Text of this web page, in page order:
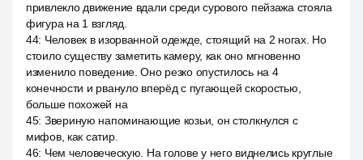
привлекло движение вдали среди сурового пейзажа стояла
фигура на 1 взгляд.
44: Человек в изорванной одежде, стоящий на 2 ногах. Но
стоило существу заметить камеру, как оно мгновенно
изменило поведение. Оно резко опустилось на 4
конечности и рвануло вперёд с пугающей скоростью,
больше похожей на
45: Звериную напоминающие козьи, он столкнулся с
мифов, как сатир.
46: Чем человеческую. На голове у него виднелись круглые